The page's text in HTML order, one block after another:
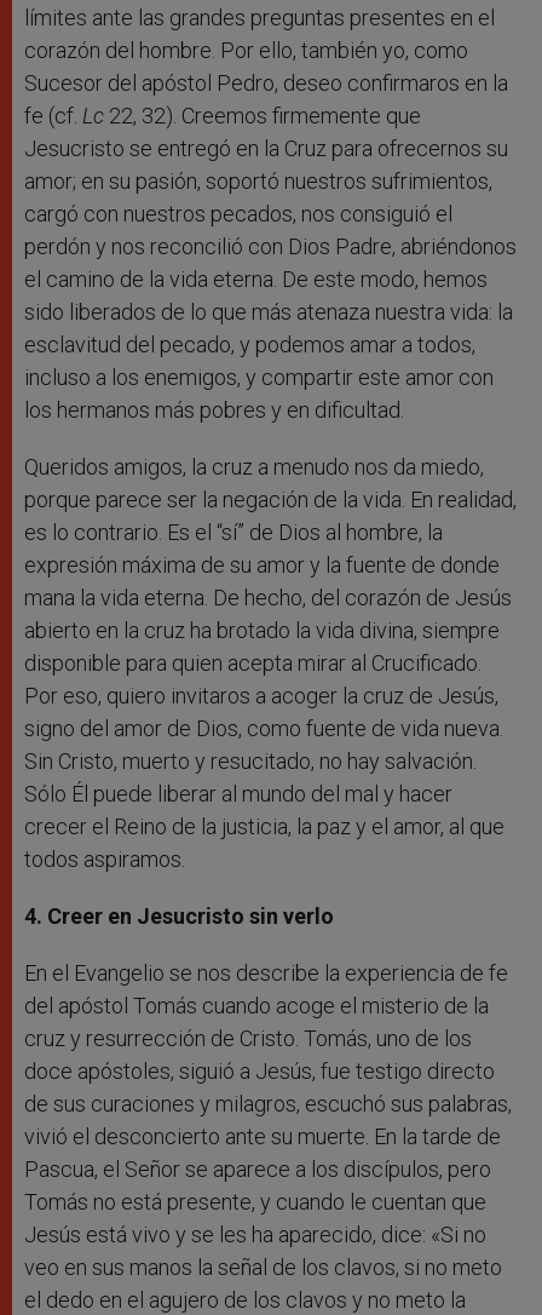
límites ante las grandes preguntas presentes en el
corazón del hombre. Por ello, también yo, como
Sucesor del apóstol Pedro, deseo confirmaros en la
fe (cf. Lc 22, 32). Creemos firmemente que
Jesucristo se entregó en la Cruz para ofrecernos su
amor; en su pasión, soportó nuestros sufrimientos,
cargó con nuestros pecados, nos consiguió el
perdón y nos reconcilió con Dios Padre, abriéndonos
el camino de la vida eterna. De este modo, hemos
sido liberados de lo que más atenaza nuestra vida: la
esclavitud del pecado, y podemos amar a todos,
incluso a los enemigos, y compartir este amor con
los hermanos más pobres y en dificultad.
Queridos amigos, la cruz a menudo nos da miedo,
porque parece ser la negación de la vida. En realidad,
es lo contrario. Es el “sí” de Dios al hombre, la
expresión máxima de su amor y la fuente de donde
mana la vida eterna. De hecho, del corazón de Jesús
abierto en la cruz ha brotado la vida divina, siempre
disponible para quien acepta mirar al Crucificado.
Por eso, quiero invitaros a acoger la cruz de Jesús,
signo del amor de Dios, como fuente de vida nueva.
Sin Cristo, muerto y resucitado, no hay salvación.
Sólo Él puede liberar al mundo del mal y hacer
crecer el Reino de la justicia, la paz y el amor, al que
todos aspiramos.
4. Creer en Jesucristo sin verlo
En el Evangelio se nos describe la experiencia de fe
del apóstol Tomás cuando acoge el misterio de la
cruz y resurrección de Cristo. Tomás, uno de los
doce apóstoles, siguió a Jesús, fue testigo directo
de sus curaciones y milagros, escuchó sus palabras,
vivió el desconcierto ante su muerte. En la tarde de
Pascua, el Señor se aparece a los discípulos, pero
Tomás no está presente, y cuando le cuentan que
Jesús está vivo y se les ha aparecido, dice: «Si no
veo en sus manos la señal de los clavos, si no meto
el dedo en el agujero de los clavos y no meto la